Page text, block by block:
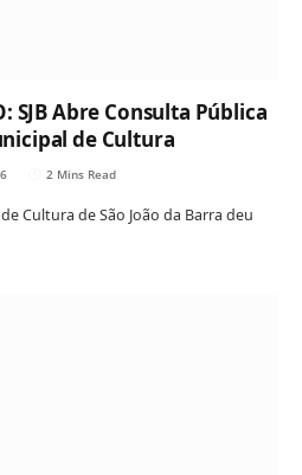
SJB Abre Consulta Pública
de Cultura
2 Mins Read
Cultura de São João da Barra deu